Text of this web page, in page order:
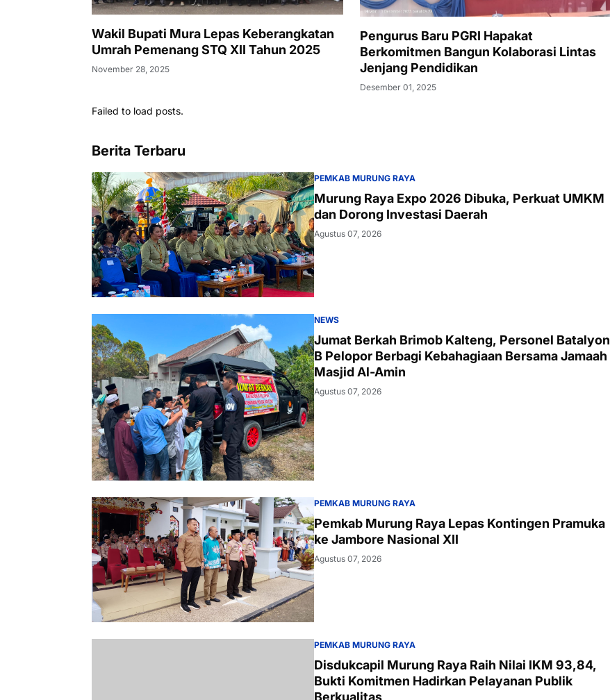
Wakil Bupati Mura Lepas Keberangkatan
Umrah Pemenang STQ XII Tahun 2025
November 28, 2025
Pengurus Baru PGRI Hapakat
Berkomitmen Bangun Kolaborasi Lintas
Jenjang Pendidikan
Desember 01, 2025
Failed to load posts.
Berita Terbaru
PEMKAB MURUNG RAYA
Murung Raya Expo 2026 Dibuka, Perkuat UMKM
dan Dorong Investasi Daerah
Agustus 07, 2026
NEWS
Jumat Berkah Brimob Kalteng, Personel Batalyon
B Pelopor Berbagi Kebahagiaan Bersama Jamaah
Masjid Al-Amin
Agustus 07, 2026
PEMKAB MURUNG RAYA
Pemkab Murung Raya Lepas Kontingen Pramuka
ke Jambore Nasional XII
Agustus 07, 2026
PEMKAB MURUNG RAYA
Disdukcapil Murung Raya Raih Nilai IKM 93,84,
Bukti Komitmen Hadirkan Pelayanan Publik
Berkualitas